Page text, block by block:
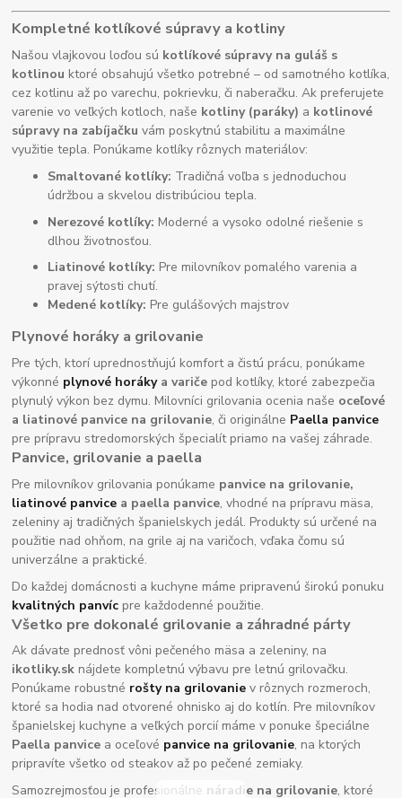
Kompletné kotlíkové súpravy a kotliny
Našou vlajkovou loďou sú kotlíkové súpravy na guláš s
kotlinou ktoré obsahujú všetko potrebné – od samotného kotlíka,
cez kotlinu až po varechu, pokrievku, či naberačku. Ak preferujete
varenie vo veľkých kotloch, naše kotliny (paráky) a kotlinové
súpravy na zabíjačku vám poskytnú stabilitu a maximálne
využitie tepla. Ponúkame kotlíky rôznych materiálov:
Smaltované kotlíky: Tradičná voľba s jednoduchou
údržbou a skvelou distribúciou tepla.
Nerezové kotlíky: Moderné a vysoko odolné riešenie s
dlhou životnosťou.
Liatinové kotlíky: Pre milovníkov pomalého varenia a
pravej sýtosti chutí.
Medené kotlíky: Pre gulášových majstrov
Plynové horáky a grilovanie
Pre tých, ktorí uprednostňujú komfort a čistú prácu, ponúkame
výkonné plynové horákya variče pod kotlíky, ktoré zabezpečia
plynulý výkon bez dymu. Milovníci grilovania ocenia naše oceľové
a liatinové panvice na grilovanie, či originálne Paella panvice
pre prípravu stredomorských špecialít priamo na vašej záhrade.
Panvice, grilovanie a paella
Pre milovníkov grilovania ponúkame panvice na grilovanie,
liatinové panvice a paella panvice, vhodné na prípravu mäsa,
zeleniny aj tradičných španielskych jedál. Produkty sú určené na
použitie nad ohňom, na grile aj na varičoch, vďaka čomu sú
univerzálne a praktické.
Do každej domácnosti a kuchyne máme pripravenú širokú ponuku
kvalitných panvíc pre každodenné použitie.
Všetko pre dokonalé grilovanie a záhradné párty
Ak dávate prednosť vôni pečeného mäsa a zeleniny, na
ikotliky.sk nájdete kompletnú výbavu pre letnú grilovačku.
Ponúkame robustné rošty na grilovanie v rôznych rozmeroch,
ktoré sa hodia nad otvorené ohnisko aj do kotlín. Pre milovníkov
španielskej kuchyne a veľkých porcií máme v ponuke špeciálne
Paella panvice a oceľové panvice na grilovanie, na ktorých
pripravíte všetko od steakov až po pečené zemiaky.
Samozrejmosťou je profesionálne náradie na grilovanie, ktoré